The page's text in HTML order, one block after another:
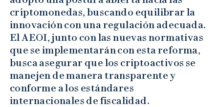
criptomonedas, buscando equilibrar la
innovación con una regulación adecuada.
El AEOI, junto con las nuevas normativas
que se implementarán con esta reforma,
busca asegurar que los criptoactivos se
manejen de manera transparente y
conforme a los estándares
internacionales de fiscalidad.